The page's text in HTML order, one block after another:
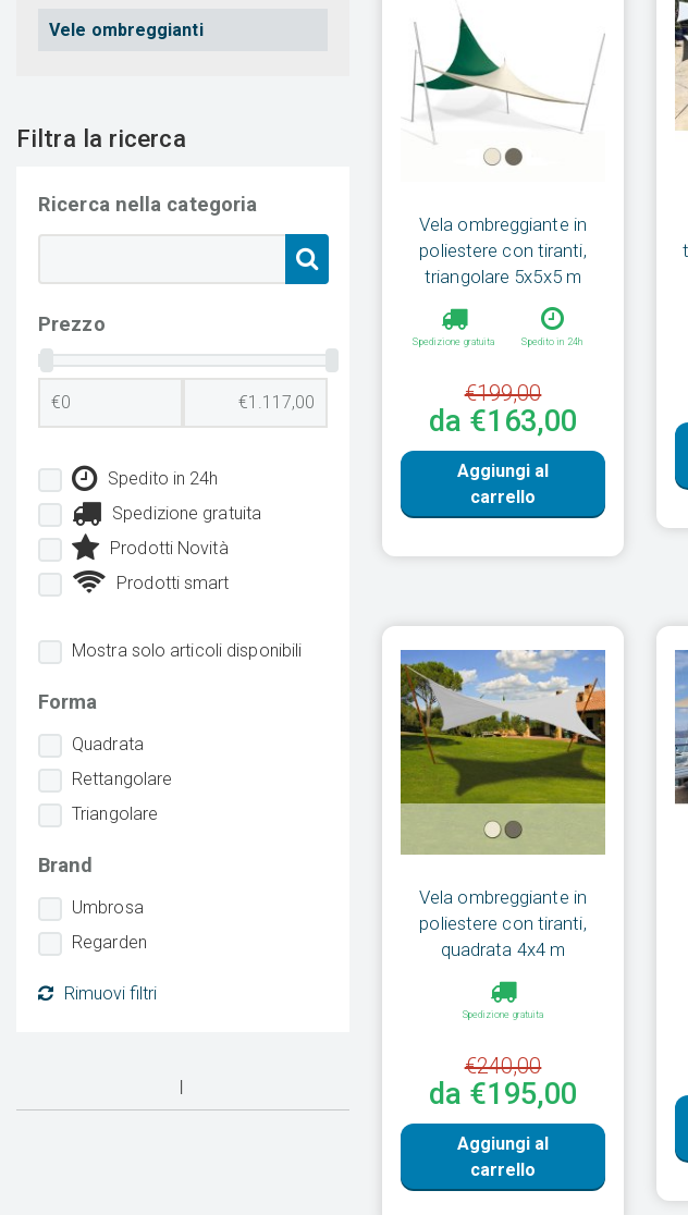
Vela ombreggiante in
poliestere con tiranti,
triangolare 5x5x5 m
Spedizione gratuita Spedito in 24h
€199,00
da €163,00
Aggiungi al
carrello
Vela ombreggiante in
poliestere con tiranti,
quadrata 4x4 m
Spedizione gratuita
€240,00
da €195,00
Aggiungi al
carrello
Vele ombreggianti
Filtra la ricerca
Ricerca nella categoria
Prezzo
Spedito in 24h
Spedizione gratuita
Prodotti Novità
Prodotti smart
Mostra solo articoli disponibili
Forma
Quadrata
Rettangolare
Triangolare
Brand
Umbrosa
Regarden
Rimuovi filtri